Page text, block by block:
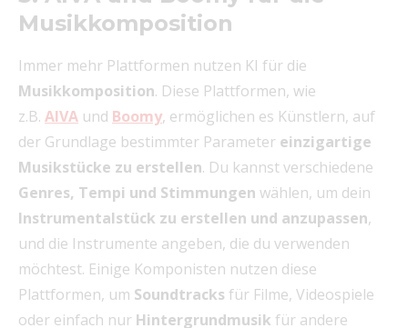
Musikkomposition
Immer mehr Plattformen nutzen KI für die
Musikkomposition. Diese Plattformen, wie
z.B. AIVA und Boomy, ermöglichen es Künstlern, auf
der Grundlage bestimmter Parameter einzigartige
Musikstücke zu erstellen. Du kannst verschiedene
Genres, Tempi und Stimmungen wählen, um dein
Instrumentalstück zu erstellen und anzupassen,
und die Instrumente angeben, die du verwenden
möchtest. Einige Komponisten nutzen diese
Plattformen, um Soundtracks für Filme, Videospiele
oder einfach nur Hintergrundmusik für andere